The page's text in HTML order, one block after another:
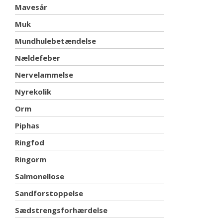
Mavesår
Muk
Mundhulebetændelse
Nældefeber
Nervelammelse
Nyrekolik
Orm
Piphas
Ringfod
Ringorm
Salmonellose
Sandforstoppelse
Sædstrengsforhærdelse